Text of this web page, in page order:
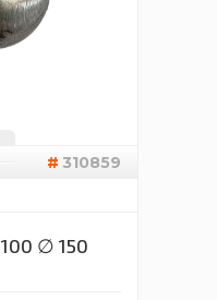
310859
∅ 150